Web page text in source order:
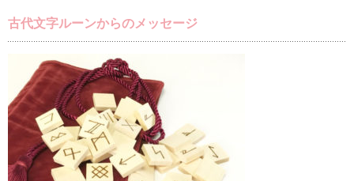
古代文字ルーンからのメッセージ